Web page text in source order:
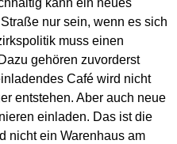
nur sein, wenn es sich
muss einen
gehören zuvorderst
Café wird nicht
entstehen. Aber auch neue
einladen. Das ist die
nicht ein Warenhaus am